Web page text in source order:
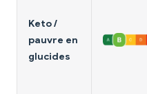
Keto /
pauvre en
glucides